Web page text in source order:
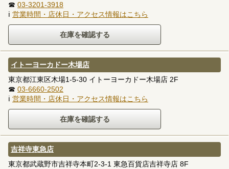
☎ 03-3201-3918
ℹ 営業時間・店休日・アクセス情報はこちら
イトーヨーカドー木場店
東京都江東区木場1-5-30 イトーヨーカドー木場店 2F
☎ 03-6660-2502
ℹ 営業時間・店休日・アクセス情報はこちら
吉祥寺東急店
東京都武蔵野市吉祥寺本町2-3-1 東急百貨店吉祥寺店 8F